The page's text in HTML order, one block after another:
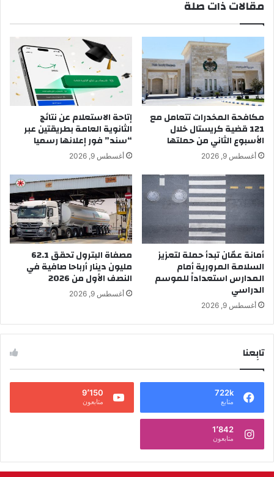
مقالات ذات صلة
مكافحة المخدرات تتعامل مع
121 قضية كريستال خلال
الأسبوع الثاني من حملتها
أغسطس 9, 2026
إتاحة الاستعلام عن نتائج
الثانوية العامة بطريقتين عبر
“سند” فور إعلانها رسميا
أغسطس 9, 2026
أمانة عمّان تبدأ حملة لتعزيز
السلامة المرورية أمام
المدارس استعداداً للموسم
الدراسي
أغسطس 9, 2026
مصفاة البترول تحقق 62.1
مليون دينار أرباحا صافية في
النصف الأول من 2026
أغسطس 9, 2026
تابِعنا
722k
متابع
9٬150
متابعون
1٬842
متابعون